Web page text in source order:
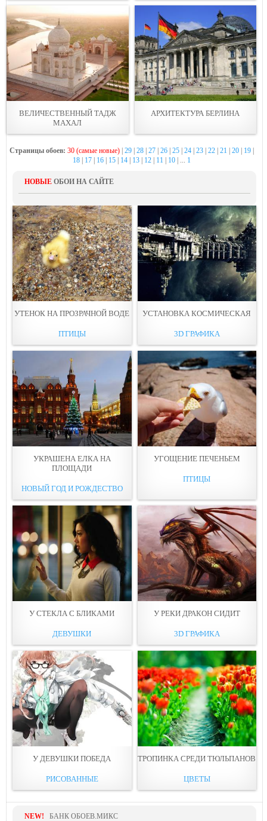
ВЕЛИЧЕСТВЕННЫЙ ТАДЖ
МАХАЛ
АРХИТЕКТУРА БЕРЛИНА
Страницы обоев: 30 (самые новые)| 29| 28| 27| 26| 25| 24| 23| 22| 21 20| 19|
18| 17| 16| 15| 14| 13| 12| 11 10| ... 1
НОВЫЕ ОБОИ НА САЙТЕ
УТЕНОК НА ПРОЗРАЧНОЙ ВOДЕ
ПТИЦЫ
УСТАНОВКА КОСМИЧЕСКAЯ
3D ГРАФИКА
УКРАШЕНА ЕЛКА НА
ПЛОЩAДИ
НОВЫЙ ГОД И РОЖДЕСТВО
УГОЩЕНИЕ ПЕЧEНЬЕМ
ПТИЦЫ
У СТЕКЛА С БЛИКAМИ
ДЕВУШКИ
У РЕКИ ДРАКOН СИДИТ
3D ГРАФИКА
У ДЕВУШКИ ПОБЕДA
РИСОВАННЫЕ
ТРОПИНКА СРЕДИ ТЮЛЬПАНOВ
ЦВЕТЫ
NEW! БАНК ОБОЕВ.МИКС